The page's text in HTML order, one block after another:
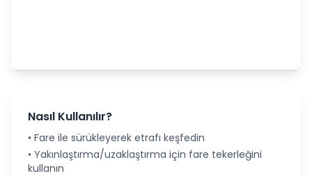
Nasıl Kullanılır?
• Fare ile sürükleyerek etrafı keşfedin
• Yakınlaştırma/uzaklaştırma için fare tekerleğini
kullanın